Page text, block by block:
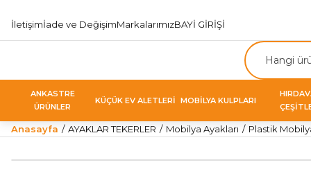
İletişimİade ve DeğişimMarkalarımızBAYİ GİRİŞİ
ANKASTRE
ÜRÜNLER
KÜÇÜK EV ALETLERİ MOBİLYA KULPLARI
Anasayfa AYAKLAR TEKERLER Mobilya Ayakları Plastik